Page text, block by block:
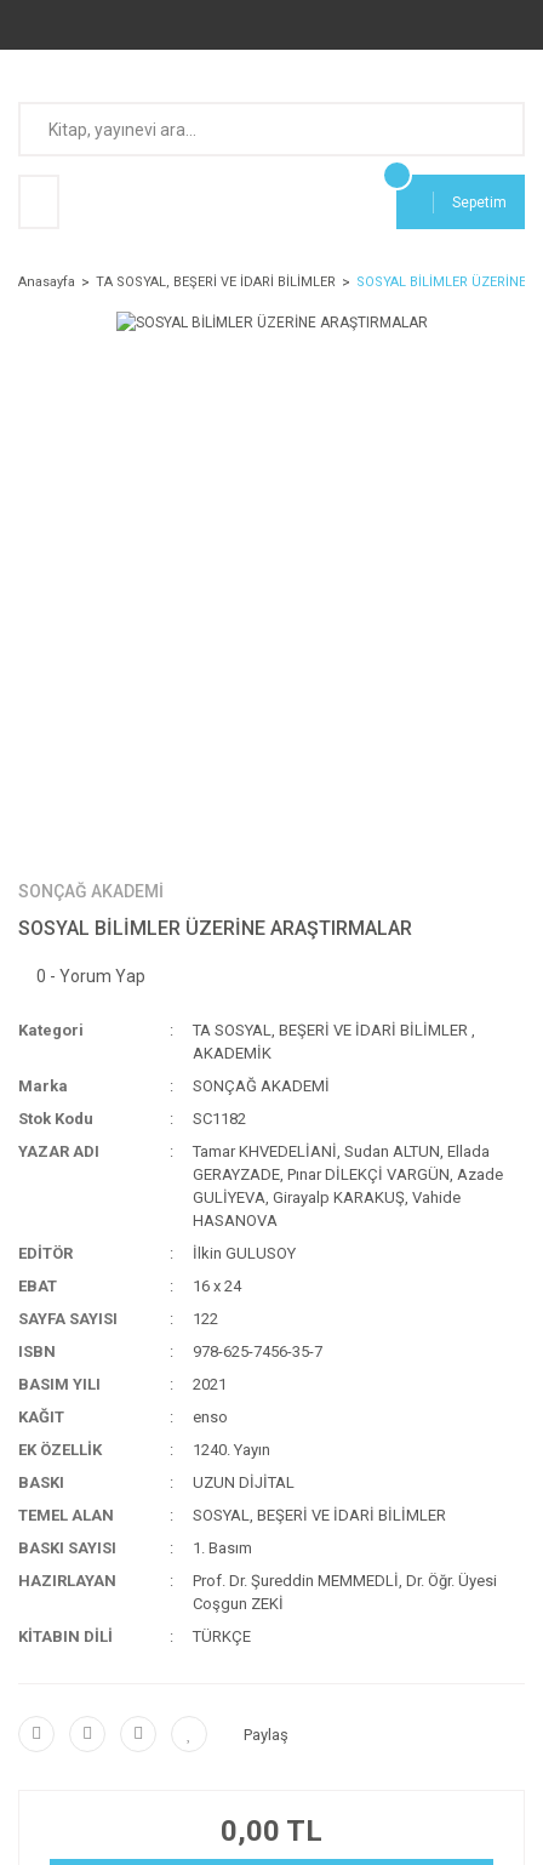
Sepetim
Anasayfa TA SOSYAL, BEŞERİ VE İDARİ BİLİMLER SOSYAL BİLİMLER ÜZERİNE
SONÇAĞ AKADEMİ
SOSYAL BİLİMLER ÜZERİNE ARAŞTIRMALAR
0 - Yorum Yap
Kategori TA SOSYAL, BEŞERİ VE İDARİ BİLİMLER ,
AKADEMİK
Marka
SONÇAĞ AKADEMİ
Stok Kodu
SC1182
YAZAR ADI
Tamar KHVEDELİANİ, Sudan ALTUN, Ellada
GERAYZADE, Pınar DİLEKÇİ VARGÜN, Azade
GULİYEVA, Girayalp KARAKUŞ, Vahide
HASANOVA
EDİTÖR
İlkin GULUSOY
EBAT
16 x 24
SAYFA SAYISI
122
ISBN
978-625-7456-35-7
BASIM YILI
2021
KAĞIT
enso
EK ÖZELLİK
1240. Yayın
BASKI
UZUN DİJİTAL
TEMEL ALAN
SOSYAL, BEŞERİ VE İDARİ BİLİMLER
BASKI SAYISI
1. Basım
HAZIRLAYAN
Prof. Dr. Şureddin MEMMEDLİ, Dr. Öğr. Üyesi
Coşgun ZEKİ
KİTABIN DİLİ
TÜRKÇE
Paylaş
0,00 TL